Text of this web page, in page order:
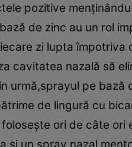
pozitive
de zinc au un rol
zi lupta împotriva
cavitatea nazală să
urmă,sprayul pe
de lingură cu
ori de câte ori